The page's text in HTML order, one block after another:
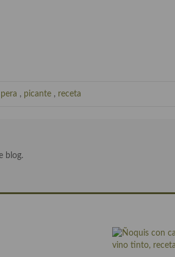
pera , picante , receta
blog.